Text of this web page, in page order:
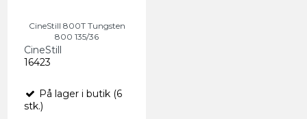
CineStill 800T Tungsten
800 135/36
CineStill
16423
På lager i butik (6
stk.)